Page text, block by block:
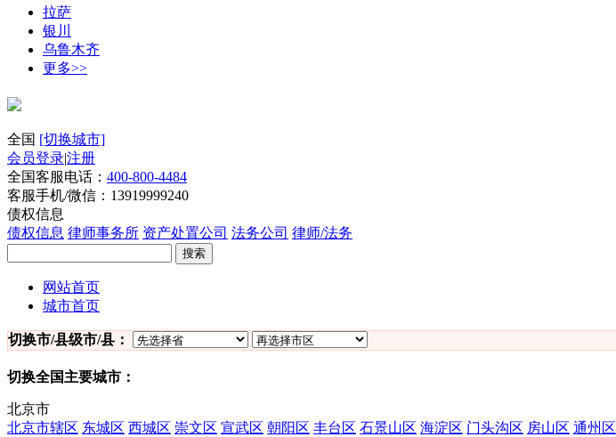
拉萨
银川
乌鲁木齐
更多>>
全国 [切换城市]
会员登录|注册
全国客服电话： 400-800-4484
客服手机/微信：13919999240
债权信息
债权信息 律师事务所 资产处置公司 法务公司 律师/法务
搜索
网站首页
城市首页
切换市/县级市/县：
切换全国主要城市：
北京市
北京市辖区 东城区 西城区 崇文区 宣武区 朝阳区 丰台区 石景山区 海淀区 门头沟区 房山区 通州区